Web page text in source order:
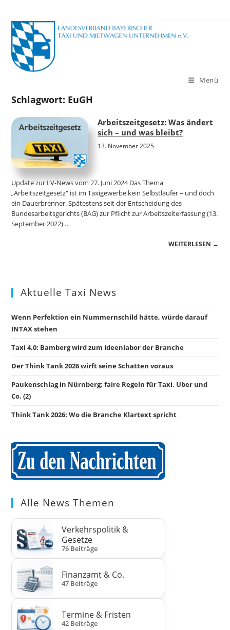
Inhalt
springen
Menü
Schlagwort: EuGH
Arbeitszeitgesetz: Was ändert
sich – und was bleibt?
13. November 2025
Update zur LV-News vom 27. Juni 2024 Das Thema
„Arbeitszeitgesetz“ ist im Taxigewerbe kein Selbstläufer – und doch
ein Dauerbrenner. Spätestens seit der Entscheidung des
Bundesarbeitsgerichts (BAG) zur Pflicht zur Arbeitszeiterfassung (13.
September 2022) …
WEITERLESEN →
Aktuelle Taxi News
Wenn Perfektion ein Nummernschild hätte, würde darauf
INTAX stehen
Taxi 4.0: Bamberg wird zum Ideenlabor der Branche
Der Think Tank 2026 wirft seine Schatten voraus
Paukenschlag in Nürnberg: faire Regeln für Taxi, Uber und
Co. (2)
Think Tank 2026: Wo die Branche Klartext spricht
Alle News Themen
Verkehrspolitik &
Gesetze
76 Beiträge
Finanzamt & Co.
47 Beiträge
Termine & Fristen
42 Beiträge